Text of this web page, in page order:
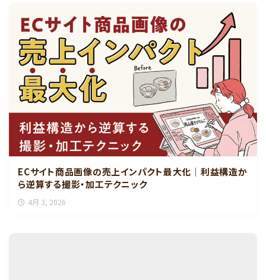
ECサイト商品画像の売上インパクト最大化｜利益構造か
ら逆算する撮影・加工テクニック
4月 3, 2026